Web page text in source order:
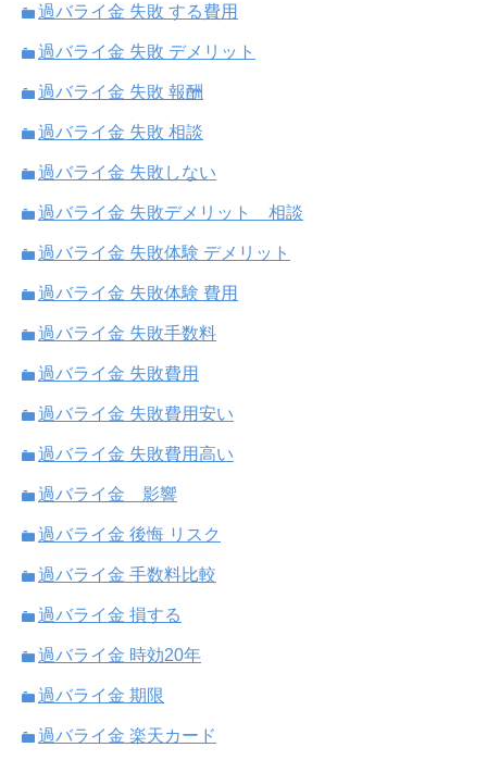
過バライ金 失敗 する費用
過バライ金 失敗 デメリット
過バライ金 失敗 報酬
過バライ金 失敗 相談
過バライ金 失敗しない
過バライ金 失敗デメリット 相談
過バライ金 失敗体験 デメリット
過バライ金 失敗体験 費用
過バライ金 失敗手数料
過バライ金 失敗費用
過バライ金 失敗費用安い
過バライ金 失敗費用高い
過バライ金 影響
過バライ金 後悔 リスク
過バライ金 手数料比較
過バライ金 損する
過バライ金 時効20年
過バライ金 期限
過バライ金 楽天カード